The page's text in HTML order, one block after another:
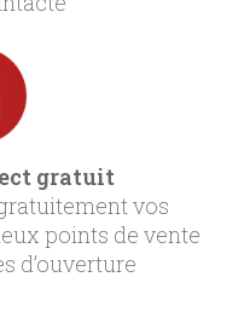
gratuit
vos
points de vente
d’ouverture